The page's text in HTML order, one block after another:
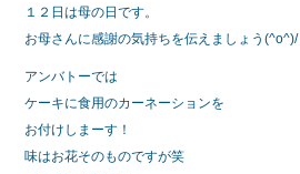
１２日は母の日です。
お母さんに感謝の気持ちを伝えましょう(^o^)/
アンバトーでは
ケーキに食用のカーネーションを
お付けしまーす！
味はお花そのものですが笑